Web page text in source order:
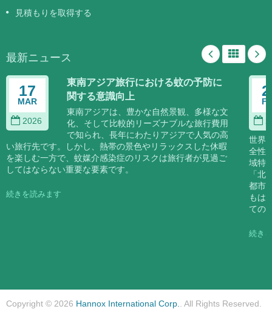
見積もりを取得する
最新ニュース
17
MAR
2026
東南アジア旅行における蚊の予防に
関する意識向上
東南アジアは、豊かな自然景観、多様な文
化、そして比較的リーズナブルな旅行費用
で知られ、長年にわたりアジアで人気の高
い旅行先です。しかし、熱帯の景色やリラックスした休暇
を楽しむ一方で、蚊媒介感染症のリスクは旅行者が見過ご
してはならない重要な要素です。
続きを読みます
世界
全性
域特
「北
都市
もは
ての
続き
Copyright © 2026 Hannox International Corp. . All Rights Reserved.